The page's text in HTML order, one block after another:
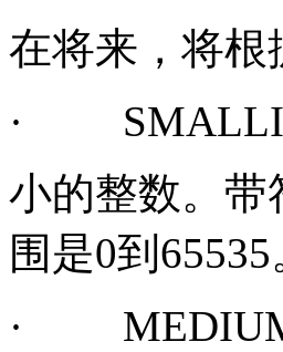
在将来，将根
·
小的整数。带
围是0到 65535
·